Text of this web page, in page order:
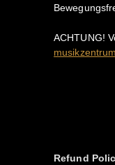
ACHTUNG!
Refund